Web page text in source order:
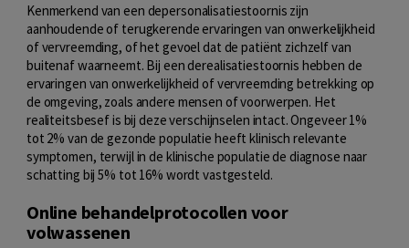
Kenmerkend van een depersonalisatiestoornis zijn
aanhoudende of terugkerende ervaringen van onwerkelijkheid
of vervreemding, of het gevoel dat de patiënt zichzelf van
buitenaf waarneemt. Bij een derealisatiestoornis hebben de
ervaringen van onwerkelijkheid of vervreemding betrekking op
de omgeving, zoals andere mensen of voorwerpen. Het
realiteitsbesef is bij deze verschijnselen intact. Ongeveer 1%
tot 2% van de gezonde populatie heeft klinisch relevante
symptomen, terwijl in de klinische populatie de diagnose naar
schatting bij 5% tot 16% wordt vastgesteld.
Online behandelprotocollen voor
volwassenen